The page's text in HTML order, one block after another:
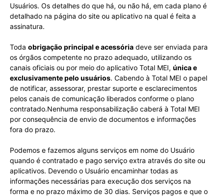
Usuários. Os detalhes do que há, ou não há, em cada plano é
detalhado na página do site ou aplicativo na qual é feita a
assinatura.
Toda obrigação principal e acessória deve ser enviada para
os órgãos competente no prazo adequado, utilizando os
canais oficiais ou por meio do aplicativo Total MEI, única e
exclusivamente pelo usuários. Cabendo à Total MEI o papel
de notificar, assessorar, prestar suporte e esclarecimentos
pelos canais de comunicação liberados conforme o plano
contratado.Nenhuma responsabilização caberá à Total MEI
por consequência de envio de documentos e informações
fora do prazo.
Podemos e fazemos alguns serviços em nome do Usuário
quando é contratado e pago serviço extra através do site ou
aplicativos. Devendo o Usuário encaminhar todas as
informações necessárias para execução dos serviços na
forma e no prazo máximo de 30 dias. Serviços pagos e que o